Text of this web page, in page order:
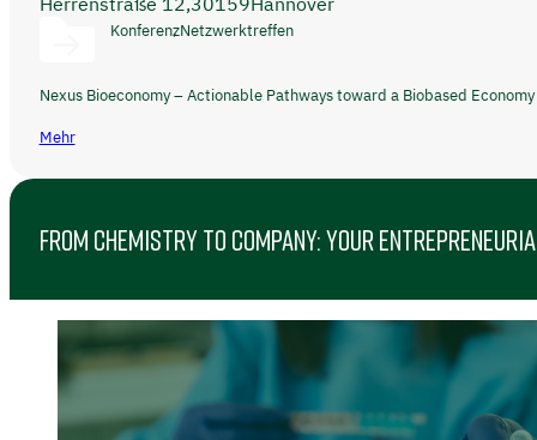
KonferenzNetzwerktreffen
Nexus Bioeconomy – Actionable Pathways toward a Biobased Economy
Mehr
FROM CHEMISTRY TO COMPANY: YOUR